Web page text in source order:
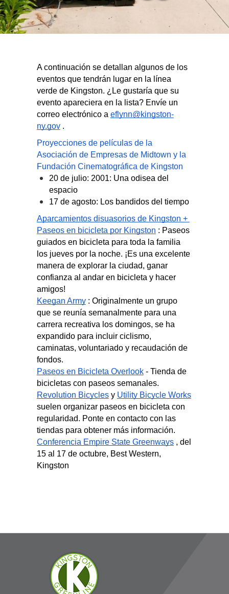
A continuación se detallan algunos de los
eventos que tendrán lugar en la línea
verde de Kingston. ¿Le gustaría que su
evento apareciera en la lista? Envíe un
correo electrónico a eflynn@kingston-
ny.gov .
Proyecciones de películas de la
Asociación de Empresas de Midtown y la
Fundación Cinematográfica de Kingston
20 de julio: 2001: Una odisea del
espacio
17 de agosto: Los bandidos del tiempo
Aparcamientos disuasorios de Kingston +
Paseos en bicicleta por Kingston : Paseos
guiados en bicicleta para toda la familia
los jueves por la noche. ¡Es una excelente
manera de explorar la ciudad, ganar
confianza al andar en bicicleta y hacer
amigos!
Keegan Army : Originalmente un grupo
que se reunía semanalmente para una
carrera recreativa los domingos, se ha
expandido para incluir ciclismo,
caminatas, voluntariado y recaudación de
fondos.
Paseos en Bicicleta Overlook - Tienda de
bicicletas con paseos semanales.
Revolution Bicycles y Utility Bicycle Works
suelen organizar paseos en bicicleta con
regularidad. Ponte en contacto con las
tiendas para obtener más información.
Conferencia Empire State Greenways , del
15 al 17 de octubre, Best Western,
Kingston